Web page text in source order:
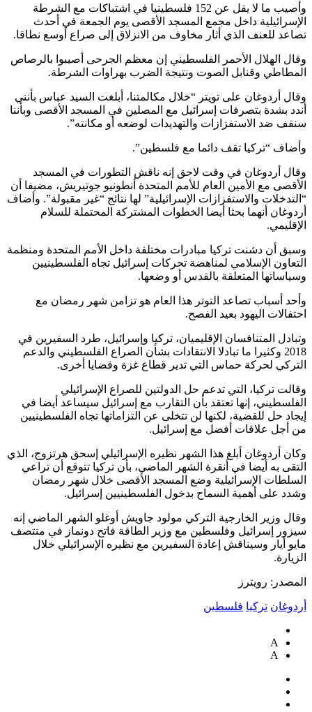
وأصيب ما لا يقل عن 152 فلسطينيا في اشتباكات مع الشرطة
الإسرائيلية داخل مجمع المسجد الأقصى يوم الجمعة في أحدث
تصاعد للعنف الذي أثار مخاوف من الانزلاق إلى صراع أوسع نطاقا.
وقال الهلال الأحمر الفلسطيني إن معظم الجرحى أصيبوا بالرصاص
المطاطي وقنابل الصوت ونتيجة الضرب بهراوات الشرطة.
وقال أردوغان على تويتر “خلال مكالمتنا، أبلغت السيد عباس بأنني
أندد بشدة بتصرفات إسرائيل مع المصلين في المسجد الأقصى وبأننا
سنقف ضد الاستفزازات والتهديدات لوضعه أو مكانته”.
وأضاف “تركيا تقف دائما مع فلسطين”.
وقال أردوغان في وقت لاحق إنه ناقش التطورات في المسجد
الأقصى مع الأمين العام للأمم المتحدة أنطونيو جوتيريش، مضيفا أن
“التدخلات والاستفزازات الإسرائيلية” لها نتائج “غير مقبولة”. وأضاف
أردوغان أنهما بحثا أيضا الخطوات المشتركة المحتملة للسلام
الإقليمي.
وسبق أن دشنت تركيا مبادرات مختلفة داخل الأمم المتحدة ومنظمة
التعاون الإسلامي لمناهضة تحركات إسرائيل تجاه الفلسطينيين
وسياساتها المتعلقة بالقدس أو وضعها.
وأحد أسباب تصاعد التوتر هذا العام هو تزامن شهر رمضان مع
احتفالات اليهود بعيد الفصح.
وتبادل المتنافسان الإقليميان، تركيا وإسرائيل، طرد السفيرين في
2018 وكثيرا ما تبادلا الانتقادات بشأن الصراع الفلسطيني والدعم
التركي لحركة حماس التي تدير قطاع غزة وقضايا أخرى.
وقالت تركيا، التي تدعم حل الدولتين للصراع الإسرائيلي
الفلسطيني، إنها تعتقد بأن التقارب مع إسرائيل سيساعد أيضا في
إيجاد حل للقضية، لكنها لن تتخلى عن التزاماتها تجاه الفلسطينيين
من أجل علاقات أفضل مع إسرائيل.
وكان أردوغان أبلغ هذا الشهر نظيره الإسرائيلي إسحق هرتزوج، الذي
التقى به أيضا في أنقرة الشهر الماضي، بأن تركيا تتوقع أن تراعي
السلطات الإسرائيلية وضع المسجد الأقصى خلال شهر رمضان
وشدد على أهمية السماح بدخول الفلسطينيين إسرائيل.
وقال وزير الخارجية التركي مولود جاويش أوغلو الشهر الماضي إنه
سيزور إسرائيل وفلسطين مع وزير الطاقة فاتح دونماز في منتصف
مايو أيار وسيناقش إعادة السفيرين مع نظيره الإسرائيلي خلال
الزيارة.
المصدر: رويترز
أردوغان تركيا فلسطين
A
A